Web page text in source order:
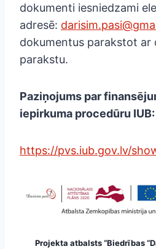
dokumenti iesniedzami
adresē:
dokumentus parakstot ar
parakstu.
Paziņojums par
iepirkuma procedūru IUB:
https://pvs.iub.gov.lv/
Projekta atbalsts “Biedrības